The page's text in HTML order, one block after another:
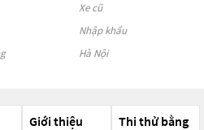
Xe cũ
Nhập khẩu
Hà Nội
Giới thiệu
Thi thử bằng